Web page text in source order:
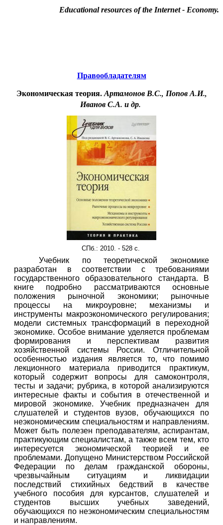
Educational resources of the Internet- Economy.
Правообладателям
Экономическая теория.Артамонов В.С., Попов А.И.,
Иванов С.А. и др.
СПб.: 2010. - 528 с.
Учебник по теоретической экономике
разработан в соответствии с требованиями
государственного образовательного стандарта. В
книге подробно рассматриваются основные
положения рыночной экономики; рыночные
процессы на микроуровне; механизмы и
инструменты макроэкономического регулирования;
модели системных трансформаций в переходной
экономике. Особое внимание уделяется проблемам
формирования и перспективам развития
хозяйственной системы России. Отличительной
особенностью издания является то, что помимо
лекционного материала приводится практикум,
который содержит вопросы для самоконтроля,
тесты и задачи; рубрика, в которой анализируются
интересные факты и события в отечественной и
мировой экономике. Учебник предназначен для
слушателей и студентов вузов, обучающихся по
неэкономическим специальностям и направлениям.
Может быть полезен преподавателям, аспирантам,
практикующим специалистам, а также всем тем, кто
интересуется экономической теорией и ее
проблемами. Допущено Министерством Российской
Федерации по делам гражданской обороны,
чрезвычайным ситуациям и ликвидации
последствий стихийных бедствий в качестве
учебного пособия для курсантов, слушателей и
студентов высших учебных заведений,
обучающихся по неэкономическим специальностям
и направлениям.